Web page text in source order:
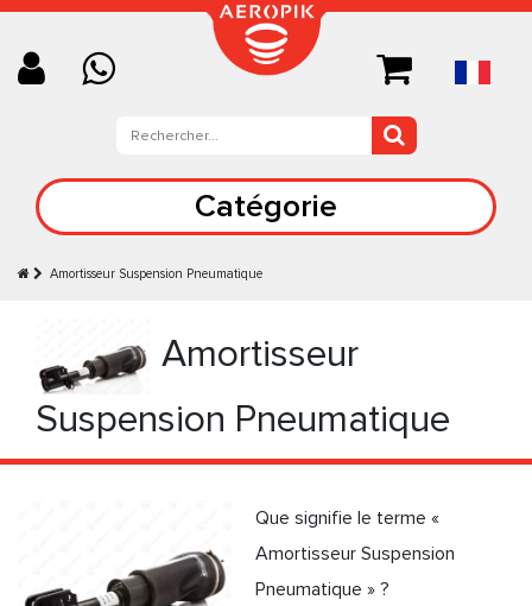
Catégorie
Amortisseur Suspension Pneumatique
Amortisseur
Suspension Pneumatique
Que signifie le terme «
Amortisseur Suspension
Pneumatique » ?